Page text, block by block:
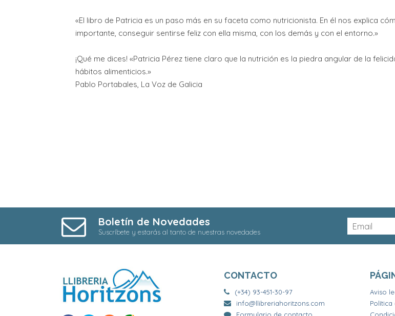
«El libro de Patricia es un paso más en su faceta como nutricionista. En él nos explica
importante, conseguir sentirse feliz con ella misma, con los demás y con el entorno.»
¡Qué me dices! «Patricia Pérez tiene claro que la nutrición es la piedra angular de la
hábitos alimenticios.»
Pablo Portabales, La Voz de Galicia
Boletín de Novedades
Suscríbete y estarás al tanto de nuestras novedades
CONTACTO
(+34) 93-451-30-97
info@llibreriahoritzons.com
Aviso